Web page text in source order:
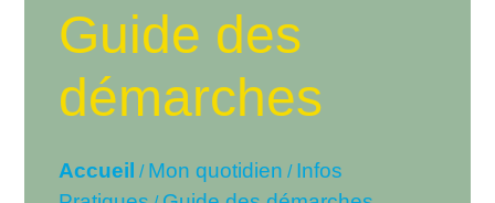
Guide des
démarches
Accueil / Mon quotidien / Infos